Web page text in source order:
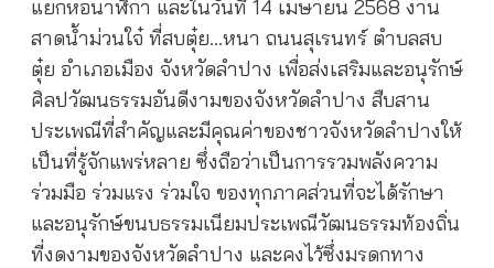
แยกหอนาฬิกา และในวันที่ 14 เมษายน 2568 งาน
สาดน้ำม่วนใจ๋ ที่สบตุ๋ย…หนา ถนนสุเรนทร์ ตำบลสบ
ตุ๋ย อำเภอเมือง จังหวัดลำปาง เพื่อส่งเสริมและอนุรักษ์
ศิลปวัฒนธรรมอันดีงามของจังหวัดลำปาง สืบสาน
ประเพณีที่สำคัญและมีคุณค่าของชาวจังหวัดลำปางให้
เป็นที่รู้จักแพร่หลาย ซึ่งถือว่าเป็นการรวมพลังความ
ร่วมมือ ร่วมแรง ร่วมใจ ของทุกภาคส่วนที่จะได้รักษา
และอนุรักษ์ขนบธรรมเนียมประเพณีวัฒนธรรมท้องถิ่น
ที่งดงามของจังหวัดลำปาง และคงไว้ซึ่งมรดกทาง